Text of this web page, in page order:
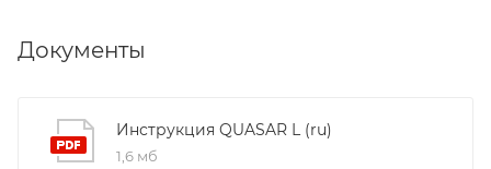
окон (в комплекте)
Документы
Инструкция QUASAR L (ru)
1,6 мб